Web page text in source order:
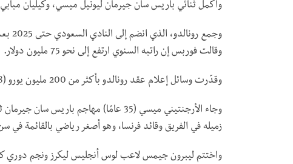
وأكمل ثنائي باريس سان جيرمان ليونيل ميسي، وكيليان مبابي،
وقالت فوربس إن راتبه السنوي ارتفع إلى نحو 75 مليون دولار.
وقدّرت وسائل إعلام عقد رونالدو بأكثر من 200 مليون يورو (219.98 مليون دولار).
زميله في الفريق وقائد فرنسا، وهو أصغر رياضي بالقائمة في سن 24 عامًا، على 120 مليون دولار ليحتل المركز